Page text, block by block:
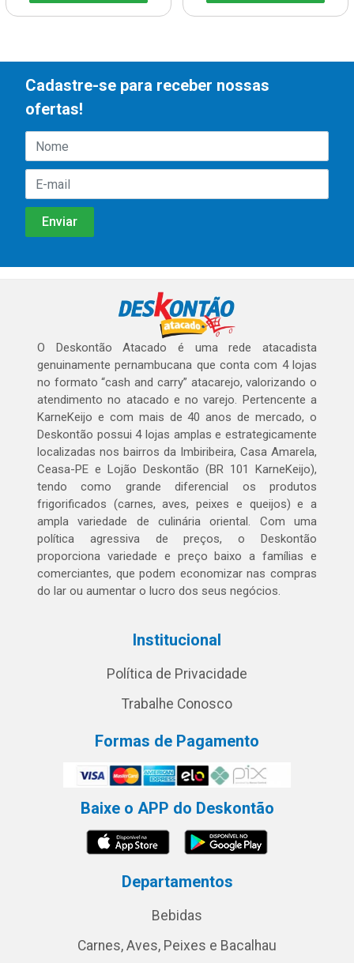
Cadastre-se para receber nossas
ofertas!
O Deskontão Atacado é uma rede atacadista
genuinamente pernambucana que conta com 4 lojas
no formato “cash and carry” atacarejo, valorizando o
atendimento no atacado e no varejo. Pertencente a
KarneKeijo e com mais de 40 anos de mercado, o
Deskontão possui 4 lojas amplas e estrategicamente
localizadas nos bairros da Imbiribeira, Casa Amarela,
Ceasa-PE e Lojão Deskontão (BR 101 KarneKeijo),
tendo como grande diferencial os produtos
frigorificados (carnes, aves, peixes e queijos) e a
ampla variedade de culinária oriental. Com uma
política agressiva de preços, o Deskontão
proporciona variedade e preço baixo a famílias e
comerciantes, que podem economizar nas compras
do lar ou aumentar o lucro dos seus negócios.
Institucional
Política de Privacidade
Trabalhe Conosco
Formas de Pagamento
Baixe o APP do Deskontão
Departamentos
Bebidas
Carnes, Aves, Peixes e Bacalhau